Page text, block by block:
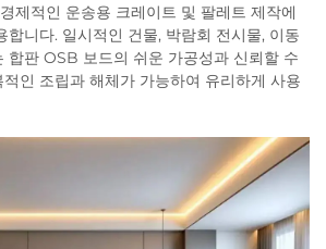
제적인 운송용 크레이트 및 팔레트 제작에
니다. 일시적인 건물, 박람회 전시물, 이동
합판 OSB 보드의 쉬운 가공성과 신뢰할 수
인 조립과 해체가 가능하여 유리하게 사용